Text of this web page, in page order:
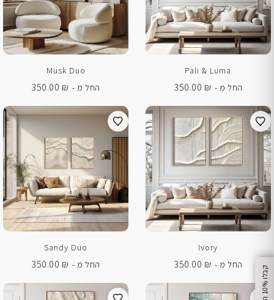
%
Pali & Luma
החל מ -
350.00 ₪
Musk Duo
החל מ -
350.00 ₪
Ivory
החל מ -
350.00 ₪
Sandy Duo
החל מ -
350.00 ₪